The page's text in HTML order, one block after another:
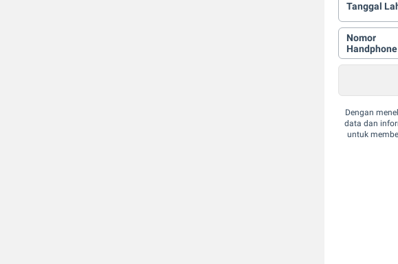
Tanggal
Nomor
Handphone
Dengan
data dan
untuk